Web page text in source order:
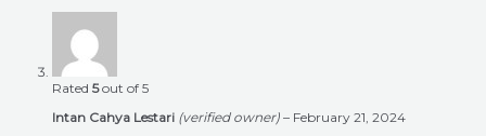
Rated 5out of 5
Intan Cahya Lestari (verified owner) – February 21, 2024